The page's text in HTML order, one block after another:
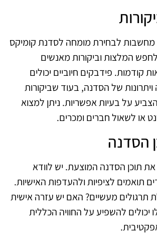
לבחירת מומחה לסדנת קומיקס
המלצות וביקורות מאנשים
קודמות. פידבקים חיוביים יכולים
של הסדנה, בעוד שביקורות
על בעיות אפשריות. ניתן למצוא
או לשאול חברים ומכרים.
הסדנה
תוכן הסדנה המוצעת. יש לוודא
תואמים לציפיות ולהעדפות האישיות.
תרגולים מעשיים? האם יש עזרה אישית
יכולים להשפיע על החוויה הכללית